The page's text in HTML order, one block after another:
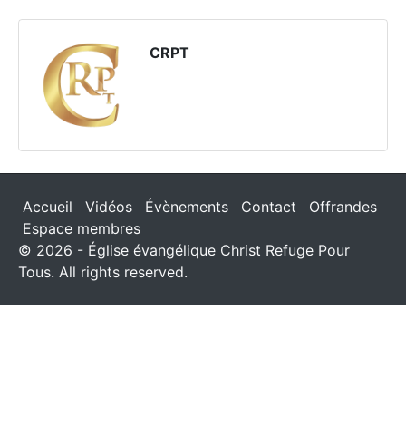
CRPT
Accueil Vidéos Évènements Contact
Offrandes
Espace membres
© 2026 - Église évangélique Christ Refuge Pour
Tous. All rights reserved.